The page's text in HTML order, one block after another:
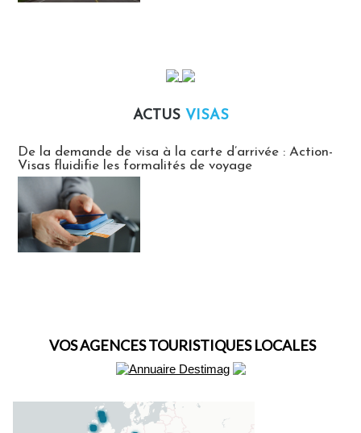
ACTUS VISAS
De la demande de visa à la carte d’arrivée : Action-
Visas fluidifie les formalités de voyage
VOS AGENCES TOURISTIQUES LOCALES